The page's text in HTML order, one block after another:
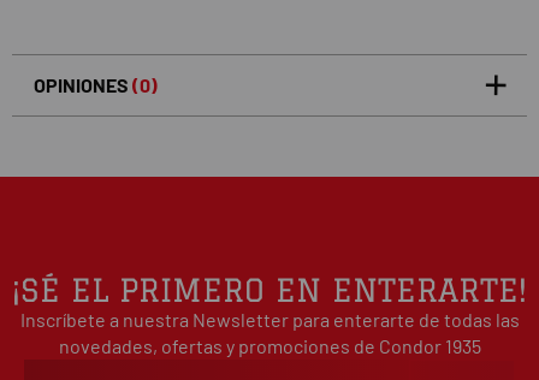
OPINIONES (0)
5
4
0%
estrellas
0%
1
estrellas 0%
¡SÉ EL PRIMERO EN ENTERARTE!
Inscríbete a nuestra Newsletter para enterarte de todas las
novedades, ofertas y promociones de Condor 1935